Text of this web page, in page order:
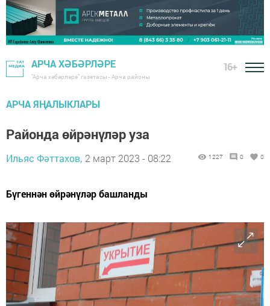
АРЧА ХӘБӘРЛӘРЕ
"Арча хәбәрләре" газетасы - Арча районы
16+
АРЧА ЯҢАЛЫКЛАРЫ
Районда өйрәнүләр уза
Ильяс Фәттахов, 2 март 2023 - 08:22 1227 0 0
Бүгеннән өйрәнүләр башланды